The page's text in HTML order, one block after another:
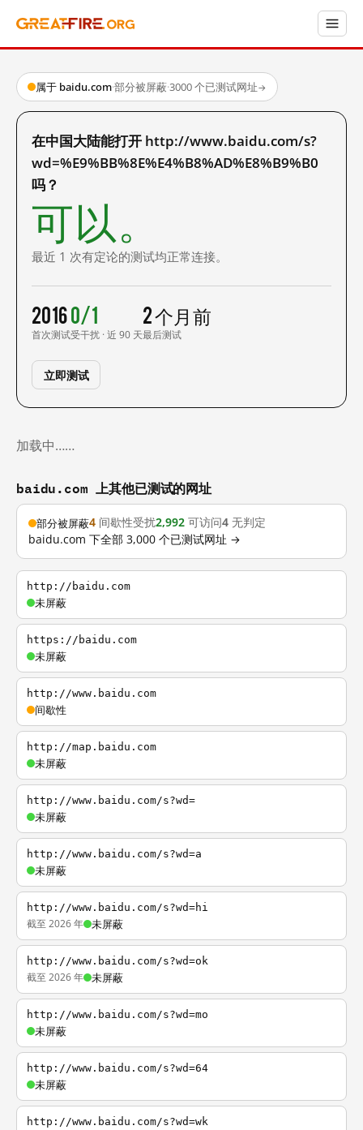
属于 baidu.com·部分被屏蔽·3000 个已测试网址→
在中国大陆能打开 http://www.baidu.com/s?
wd=%E9%BB%8E%E4%B8%AD%E8%B9%B0
吗？
可以。
最近 1 次有定论的测试均正常连接。
2016
首次测试
0/1
受干扰 · 近 90 天
2 个月前
最后测试
立即测试
加载中……
baidu.com 上其他已测试的网址
部分被屏蔽4 间歇性受扰2,992 可访问4 无判定
baidu.com 下全部 3,000 个已测试网址 →
http://baidu.com
未屏蔽
https://baidu.com
未屏蔽
http://www.baidu.com
间歇性
http://map.baidu.com
未屏蔽
http://www.baidu.com/s?wd=
未屏蔽
http://www.baidu.com/s?wd=a
未屏蔽
http://www.baidu.com/s?wd=hi
截至 2026 年 未屏蔽
http://www.baidu.com/s?wd=ok
截至 2026 年 未屏蔽
http://www.baidu.com/s?wd=mo
未屏蔽
http://www.baidu.com/s?wd=64
未屏蔽
http://www.baidu.com/s?wd=wk